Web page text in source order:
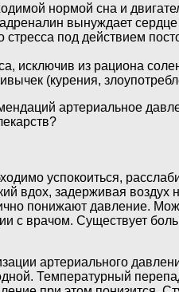
нормой сна и
адреналин вынуждает
стресса под действием
исключив из рациона
(курения,
артериальное
успокоиться,
вдох, задерживая
понижают давление.
с врачом. Существует
артериального
Температурный